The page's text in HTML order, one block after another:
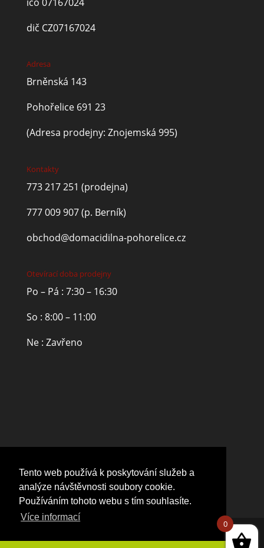
Tento web používá k poskytování služeb a
analýze návštěvnosti soubory cookie.
Používáním tohoto webu s tím souhlasíte.
Více informací
dič CZ07167024
Adresa
Brněnská 143
Pohořelice 691 23
(Adresa prodejny: Znojemská 995)
Kontakty
773 217 251 (prodejna)
777 009 907(p. Berník)
obchod@domacidilna-pohorelice.cz
Otevírací doba prodejny
Po – Pá : 7:30 – 16:30
So : 8:00 – 11:00
Ne : Zavřeno
0